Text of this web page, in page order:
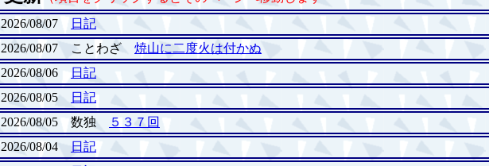
2026/08/07
日記
2026/08/07 ことわざ 焼山に二度火は付かぬ
2026/08/06
日記
2026/08/05
日記
2026/08/05 数独
５３７回
2026/08/04
日記